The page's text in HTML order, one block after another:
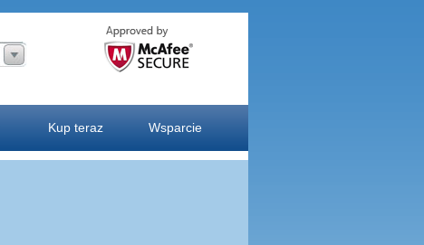
Kup teraz Wsparcie